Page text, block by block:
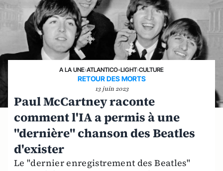
A LA UNE›ATLANTICO-LIGHT›CULTURE
RETOUR DES MORTS
13 juin 2023
Paul McCartney raconte
comment l'IA a permis à une
"dernière" chanson des Beatles
d'exister
Le "dernier enregistrement des Beatles"